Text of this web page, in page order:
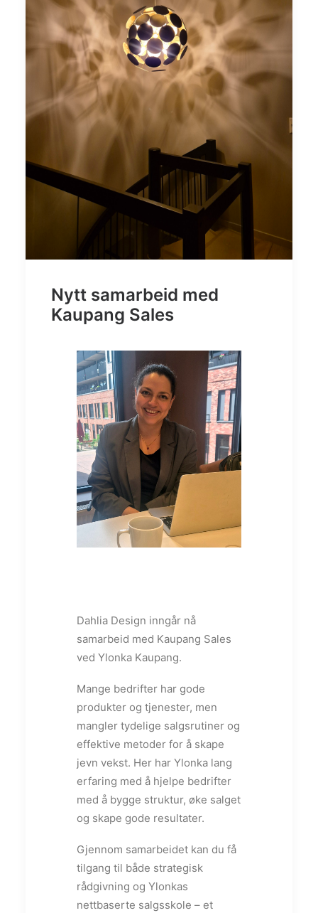
Nytt samarbeid med
Kaupang Sales
Dahlia Design inngår nå
samarbeid med Kaupang Sales
ved Ylonka Kaupang.
Mange bedrifter har gode
produkter og tjenester, men
mangler tydelige salgsrutiner og
effektive metoder for å skape
jevn vekst. Her har Ylonka lang
erfaring med å hjelpe bedrifter
med å bygge struktur, øke salget
og skape gode resultater.
Gjennom samarbeidet kan du få
tilgang til både strategisk
rådgivning og Ylonkas
nettbaserte salgsskole – et